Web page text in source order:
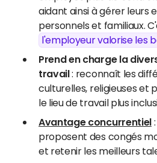
aidant ainsi à gérer leurs
personnels et familiaux.
l'employeur valorise les
Prend en charge la
travail: reconnaît les
culturelles, religieuses et
le lieu de travail plus
Avantage concurrentiel:
proposent des congés
et retenir les meilleurs